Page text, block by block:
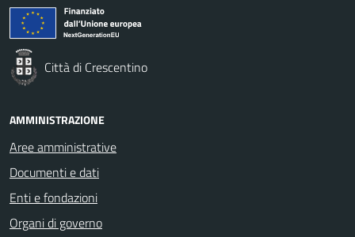
Città di Crescentino
AMMINISTRAZIONE
Aree amministrative
Documenti e dati
Enti e fondazioni
Organi di governo